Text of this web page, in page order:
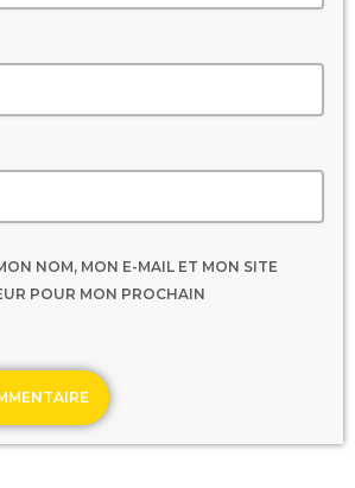
NOM, MON E-MAIL ET MON SITE
POUR MON PROCHAIN